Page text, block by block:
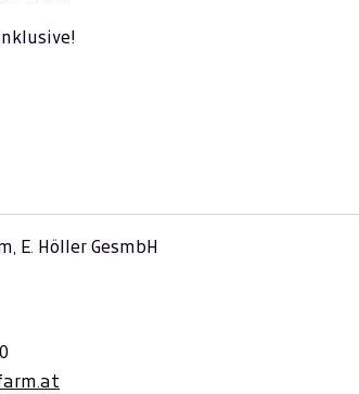
E. Höller GesmbH